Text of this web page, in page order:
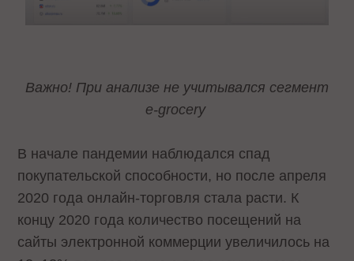
Важно! При анализе не учитывался сегмент
e-grocery
В начале пандемии наблюдался спад
покупательской способности, но после апреля
2020 года онлайн-торговля стала расти. К
концу 2020 года количество посещений на
сайты электронной коммерции увеличилось на